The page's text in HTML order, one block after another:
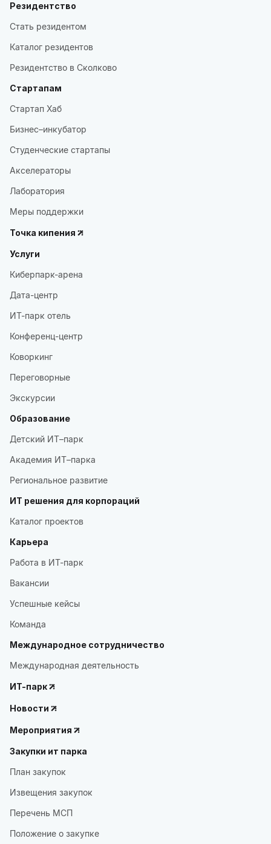
Резидентство
Стать резидентом
Каталог резидентов
Резидентство в Сколково
Стартапам
Стартап Хаб
Бизнес–инкубатор
Студенческие стартапы
Акселераторы
Лаборатория
Меры поддержки
Точка кипения
Услуги
Киберпарк-арена
Дата-центр
ИТ-парк отель
Конференц-центр
Коворкинг
Переговорные
Экскурсии
Образование
Детский ИТ–парк
Академия ИТ–парка
Региональное развитие
ИТ решения для корпораций
Каталог проектов
Карьера
Работа в ИТ-парк
Вакансии
Успешные кейсы
Команда
Международное сотрудничество
Международная деятельность
ИТ-парк
Новости
Мероприятия
Закупки ит парка
План закупок
Извещения закупок
Перечень МСП
Положение о закупке